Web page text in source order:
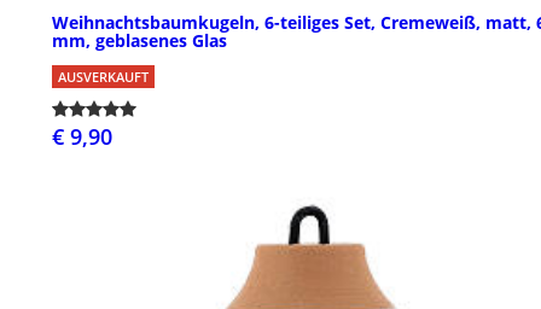
Weihnachtsbaumkugeln, 6-teiliges Set, Cremeweiß, matt,
mm, geblasenes Glas
AUSVERKAUFT
€ 9,90